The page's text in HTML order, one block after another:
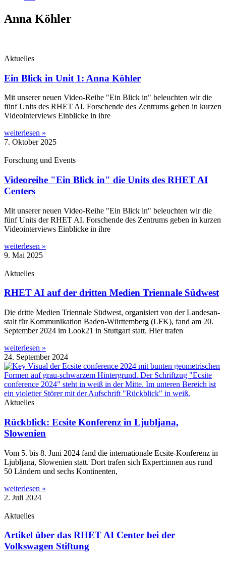
Anna Köhler
Aktuelles
Ein Blick in Unit 1: Anna Köhler
Mit unse­rer neu­en Video-Rei­he "Ein Blick in" beleuch­ten wir die
fünf Units des RHET AI. For­schen­de des Zen­trums geben in kur­zen
Video­in­ter­views Ein­bli­cke in ihre
weiterlesen »
7. Oktober 2025
Forschung und Events
Videoreihe "Ein Blick in" die Units des RHET AI
Centers
Mit unse­rer neu­en Video-Rei­he "Ein Blick in" beleuch­ten wir die
fünf Units der RHET AI. For­schen­de des Zen­trums geben in kur­zen
Video­in­ter­views Ein­bli­cke in ihre
weiterlesen »
9. Mai 2025
Aktuelles
RHET AI auf der dritten Medien Triennale Südwest
Die drit­te Medi­en Tri­en­na­le Süd­west, orga­ni­siert von der Lan­des­an­
stalt für Kom­mu­ni­ka­ti­on Baden-Wür­t­­te­m­­berg (LFK), fand am 20.
Sep­tem­ber 2024 im Look21 in Stutt­gart statt. Hier trafen
weiterlesen »
24. September 2024
Aktuelles
Rückblick: Ecsite Konferenz in Ljubljana,
Slowenien
Vom 5. bis 8. Juni 2024 fand die inter­na­tio­na­le Ecsi­­te-Kon­­­fe­­renz in
Ljublja­na, Slo­we­ni­en statt. Dort tra­fen sich Expert:innen aus rund
50 Län­dern und sechs Kontinenten,
weiterlesen »
2. Juli 2024
Aktuelles
Artikel über das RHET AI Center bei der
Volkswagen Stiftung